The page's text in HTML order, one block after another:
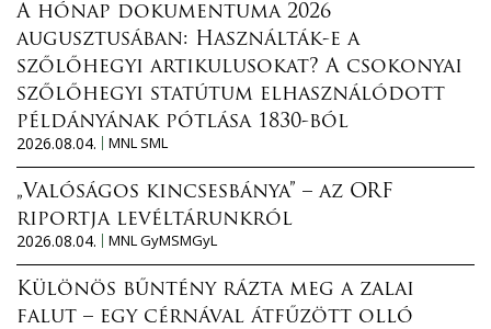
A hónap dokumentuma 2026
augusztusában: Használták-e a
szőlőhegyi artikulusokat? A csokonyai
szőlőhegyi statútum elhasználódott
példányának pótlása 1830-ból
2026.08.04.
MNL SML
„Valóságos kincsesbánya” – az ORF
riportja levéltárunkról
2026.08.04.
MNL GyMSMGyL
Különös bűntény rázta meg a zalai
falut – egy cérnával átfűzött olló